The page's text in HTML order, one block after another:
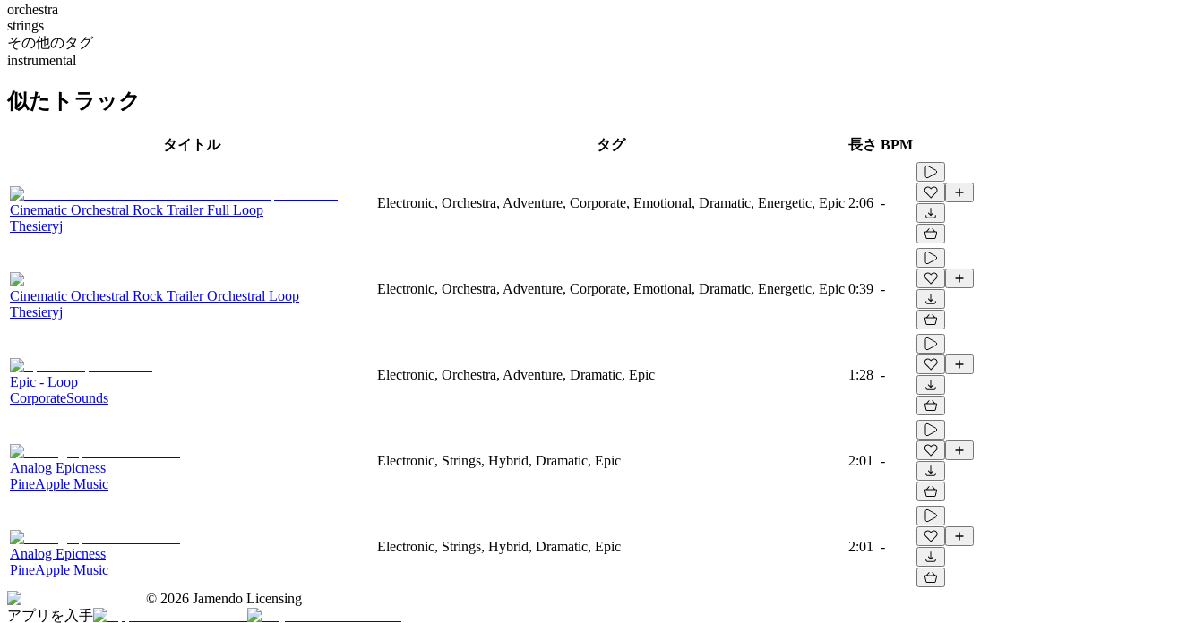
orchestra
strings
その他のタグ
instrumental
似たトラック
タイトル タグ 長さ BPM
Cinematic Orchestral Rock Trailer Full Loop
Thesieryj
Electronic, Orchestra, Adventure, Corporate, Emotional, Dramatic, Energetic, Epic 2:06 -
Cinematic Orchestral Rock Trailer Orchestral Loop
Thesieryj
Electronic, Orchestra, Adventure, Corporate, Emotional, Dramatic, Energetic, Epic 0:39 -
Epic - Loop
CorporateSounds
Electronic, Orchestra, Adventure, Dramatic, Epic 1:28 -
Analog Epicness
PineApple Music
Electronic, Strings, Hybrid, Dramatic, Epic 2:01 -
Analog Epicness
PineApple Music
Electronic, Strings, Hybrid, Dramatic, Epic 2:01 -
© 2026 Jamendo Licensing
アプリを入手